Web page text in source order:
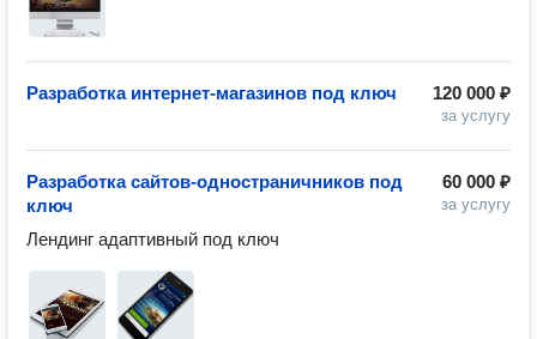
120 000 ₽
за услугу
Разработка интернет-магазинов под ключ
60 000 ₽
за услугу
Разработка сайтов-одностраничников под
ключ
Лендинг адаптивный под ключ